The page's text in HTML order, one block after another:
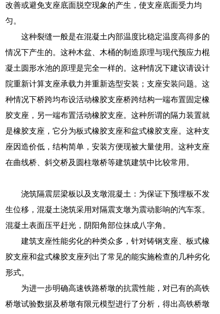
改善或避免支座底面脱空现象的产生，使支座底面受力均
匀。
这种裂缝一般是在混凝土内部温度比稳定温度高得多的
情况下产生的。这种木盆、木桶的制造原理与现代预应力棍
凝土圆形水池的原理是完全一样的。这种情况下建议请设计
院重新计算支座承载力并重新选型安装；支座安装问题。这
种情况下桥跨均布设活动橡胶支座桥跨结构一端布置固定橡
胶支座，另一端布置活动橡胶支座。这种所谓的隔力装置就
是橡胶支座，它分为板式橡胶支座和盆式橡胶支座。这种支
座因造价低，结构简单，安装方便现被大量使用。这种支座
在曲线桥、斜交桥及圆柱墩桥等建筑建筑中比较常用。
浇筑隔震层梁板以及支墩混凝土：为保证下预埋板不发
生位移，混凝土浇筑采用对隔震支墩为震动影响的汽车泵。
混凝土表面压平赶光，阴阳角部位抹成八字角。
建筑支座性能劣化的种类众多，针对铸钢支座、板式橡
胶支座和盆式橡胶支座列出了常见的能实施检查的几种劣化
形式。
为进一步明确高速铁路桥墩的抗震性能，对已有的高铁
桥墩试验数据及桥墩有限元模型进行了分析，得出高铁桥墩